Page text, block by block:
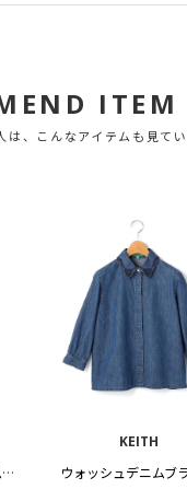
ITEM
は、こんなアイテムも見て
【Lサイズ】ウォッシュデニムパンツ
KEITH
ウォッシュデニムブ